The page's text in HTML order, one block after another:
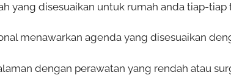
yang disesuaikan untuk rumah anda tiap-tiap
menawarkan agenda yang disesuaikan
dengan perawatan yang rendah atau